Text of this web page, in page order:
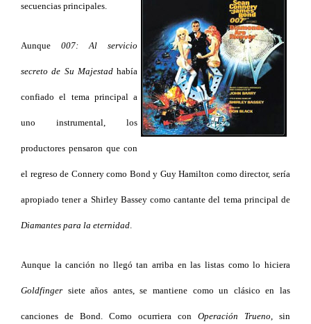
secuencias principales.
Aunque 007: Al servicio
secreto de Su Majestadhabía
confiado el tema principal a
uno instrumental, los
productores pensaron que con
el regreso de Connery como Bond y Guy Hamilton como director, sería
apropiado tener a Shirley Bassey como cantante del tema principal de
Diamantes para la eternidad.
Aunque la canción no llegó tan arriba en las listas como lo hiciera
Goldfinger siete años antes, se mantiene como un clásico en las
canciones de Bond. Como ocurriera con Operación Trueno, sin